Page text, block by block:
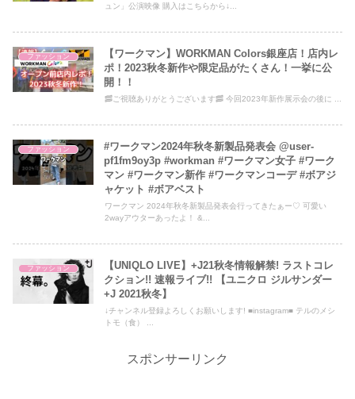
ュン」公演映像 購入はこちらから↓...
ファッション
【ワークマン】WORKMAN Colors銀座店！店内レ
ポ！2023秋冬新作や限定品がたくさん！一挙に公
開！！
🥓ご視聴ありがとうございます🥓 今回2023年新作展示会の後に ...
ファッション
#ワークマン2024年秋冬新製品発表会 @user-
pf1fm9oy3p #workman #ワークマン女子 #ワーク
マン #ワークマン新作 #ワークマンコーデ #ボアジ
ャケット #ボアベスト
ワークマン 2024年秋冬新製品発表会行ってきたぁー♡ 可愛い
2wayアウターあったよ！ &...
ファッション
【UNIQLO LIVE】+J21秋冬情報解禁! ラストコレ
クション!! 速報ライブ!! 【ユニクロ ジルサンダー
+J 2021秋冬】
↓チャンネル登録よろしくお願いします! ■instagram■ テルのメシ
トモ（食） ...
スポンサーリンク